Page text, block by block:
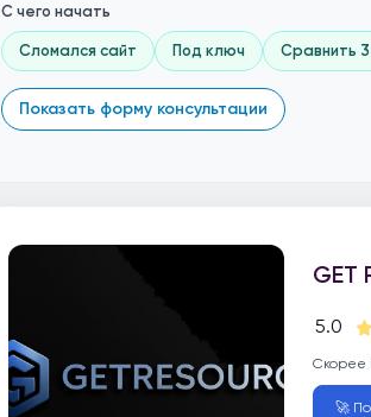
С чего начать
Сломался сайт Под ключ Сравнить 3
Показать форму консультации
GET
5.0
Скорее
🚀